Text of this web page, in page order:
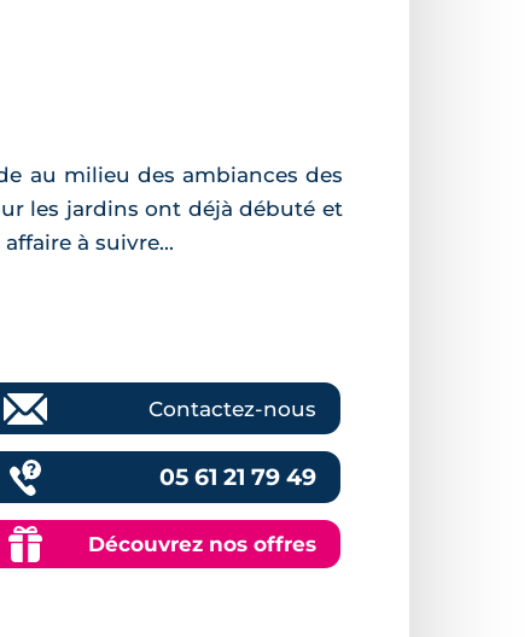
au milieu des ambiances des
les jardins ont déjà débuté et
à suivre...
Contactez-nous
05 61 21 79 49
Découvrez nos offres